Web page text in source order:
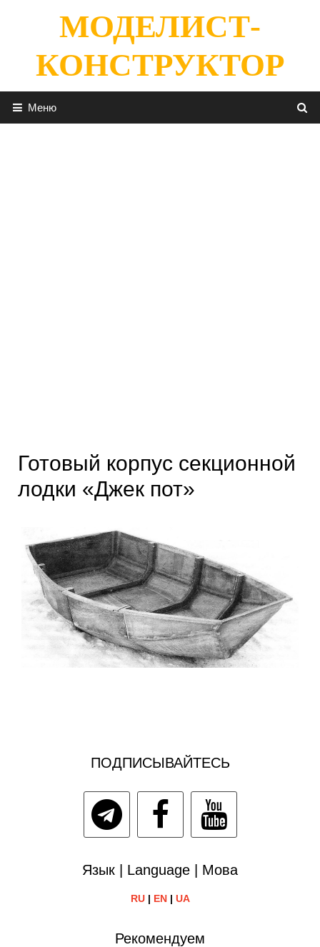
содержимомуМОДЕЛИСТ-
КОНСТРУКТОР
Меню
Готовый корпус секционной
лодки «Джек пот»
ПОДПИСЫВАЙТЕСЬ
Язык | Language | Мова
RU| EN| UA
Рекомендуем